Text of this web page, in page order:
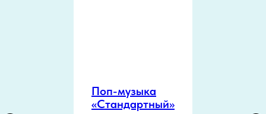
Поп-музыка
«Стандартный»